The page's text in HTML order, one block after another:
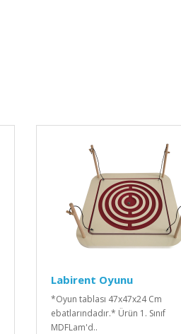
Labirent Oyunu
*Oyun tablası 47x47x24 Cm
ebatlarındadır.* Ürün 1. Sınıf
MDFLam'd..